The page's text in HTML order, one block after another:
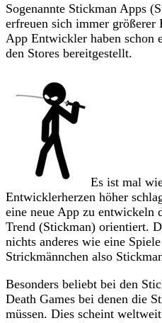
Sogenannte Stickman Apps
erfreuen sich immer größerer
App Entwickler haben schon
den Stores bereitgestellt.
Es ist mal
Entwicklerherzen höher
eine neue App zu entwickeln
Trend (Stickman) orientiert.
nichts anderes wie eine
Strickmännchen also
Besonders beliebt bei den
Death Games bei denen die
müssen. Dies scheint